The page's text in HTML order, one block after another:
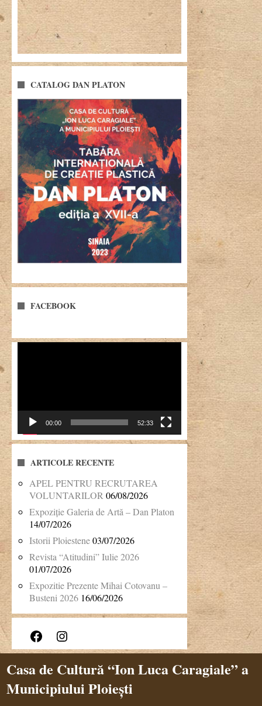
CATALOG DAN PLATON
FACEBOOK
00:00 52:33
ARTICOLE RECENTE
APEL PENTRU RECRUTAREA
VOLUNTARILOR06/08/2026
Expoziție Galeria de Artă – Dan Platon
14/07/2026
Istorii Ploiestene03/07/2026
Revista “Atitudini” Iulie 2026
01/07/2026
Expozitie Prezente Mihai Cotovanu –
Busteni 2026 16/06/2026
Facebook Instagram
Casa de Cultură “Ion Luca Caragiale” a
Municipiului Ploiești